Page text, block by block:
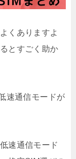
くありますよ
とすごく助か
速通信モードが
速通信モード